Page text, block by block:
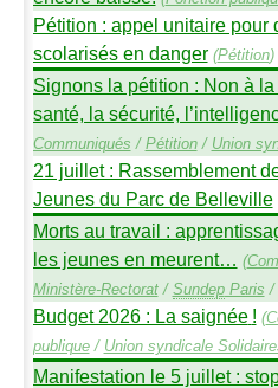
Pétition : appel unitaire pour
scolarisés en danger (Pétition)
Signons la pétition : Non à
santé, la sécurité,
Communiqués / Pétition/ Union
21 juillet : Rassemblement
Jeunes du Parc de Belleville
Morts au travail :
les jeunes en meurent… (
Ministère-Rectorat/ SundepParis /
Budget 2026 : La saignée ! (
publique/ Union syndicale
Manifestation le 5 juillet :